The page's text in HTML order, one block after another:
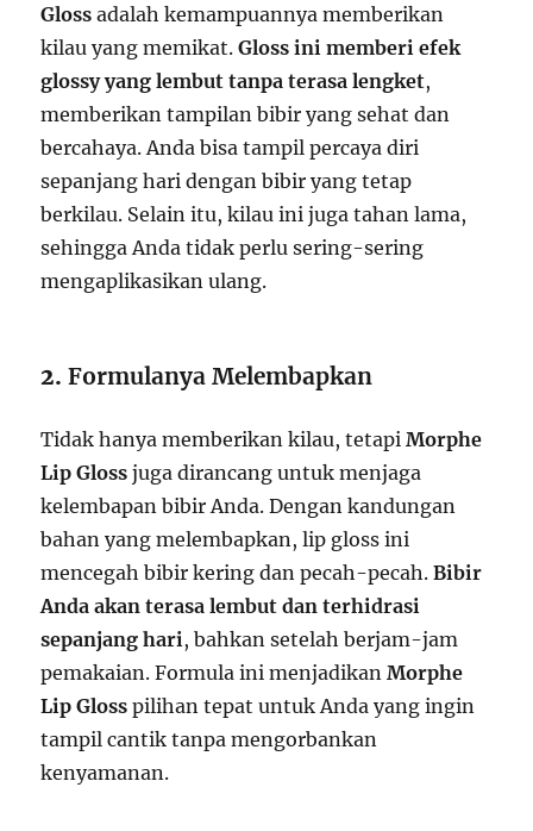
Gloss adalah kemampuannya memberikan
kilau yang memikat.Gloss ini memberi efek
glossy yang lembut tanpa terasa lengket,
memberikan tampilan bibir yang sehat dan
bercahaya. Anda bisa tampil percaya diri
sepanjang hari dengan bibir yang tetap
berkilau. Selain itu, kilau ini juga tahan lama,
sehingga Anda tidak perlu sering-sering
mengaplikasikan ulang.
2.Formulanya Melembapkan
Tidak hanya memberikan kilau, tetapiMorphe
Lip Gloss juga dirancang untuk menjaga
kelembapan bibir Anda. Dengan kandungan
bahan yang melembapkan, lip gloss ini
mencegah bibir kering dan pecah-pecah.Bibir
Anda akan terasa lembut dan terhidrasi
sepanjang hari, bahkan setelah berjam-jam
pemakaian. Formula ini menjadikanMorphe
Lip Gloss pilihan tepat untuk Anda yang ingin
tampil cantik tanpa mengorbankan
kenyamanan.